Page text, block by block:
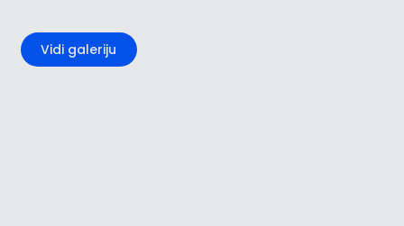
Vidi galeriju